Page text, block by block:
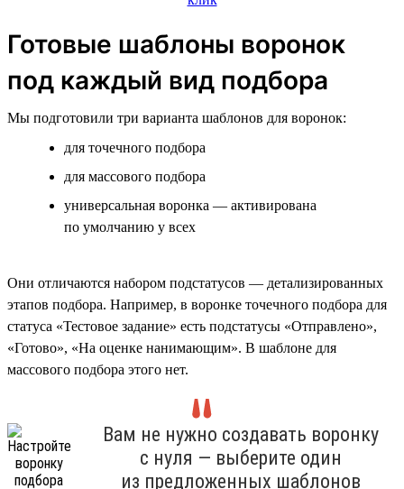
Готовые шаблоны воронок
под каждый вид подбора
Мы подготовили три варианта шаблонов для воронок:
для точечного подбора
для массового подбора
универсальная воронка — активирована
по умолчанию у всех
Они отличаются набором подстатусов — детализированных
этапов подбора. Например, в воронке точечного подбора для
статуса «Тестовое задание» есть подстатусы «Отправлено»,
«Готово», «На оценке нанимающим». В шаблоне для
массового подбора этого нет.
Вам не нужно создавать воронку
с нуля — выберите один
из предложенных шаблонов